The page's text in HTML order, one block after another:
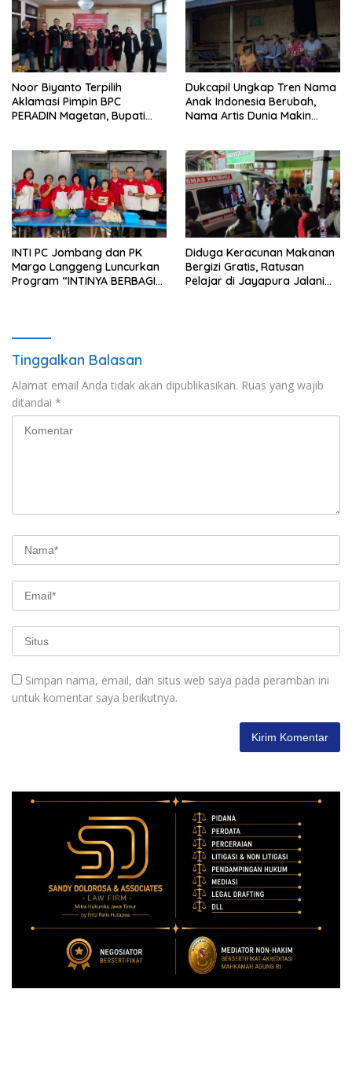
Noor Biyanto Terpilih
Aklamasi Pimpin BPC
PERADIN Magetan, Bupati
Dukcapil Ungkap Tren Nama
Anak Indonesia Berubah,
Nama Artis Dunia Makin
INTI PC Jombang dan PK
Margo Langgeng Luncurkan
Program “INTINYA BERBAGI”,
Diduga Keracunan Makanan
Bergizi Gratis, Ratusan
Pelajar di Jayapura Jalani
Tinggalkan Balasan
Alamat email Anda tidak akan dipublikasikan. Ruas yang wajib
ditandai *
Simpan nama, email, dan situs web saya pada peramban ini
untuk komentar saya berikutnya.